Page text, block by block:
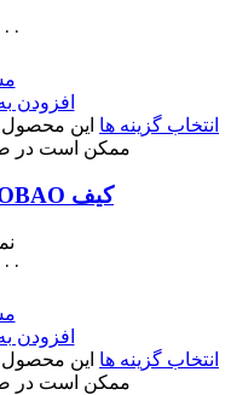
افزودن
انتخاب گزینه ها این محصول
ممکن است در
کیف BEIBAOBAO وارداتی 828
افزودن
انتخاب گزینه ها این محصول
ممکن است در